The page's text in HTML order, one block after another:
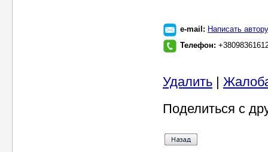
e-mail: Написать автору
Телефон:
Удалить |
Поделиться с